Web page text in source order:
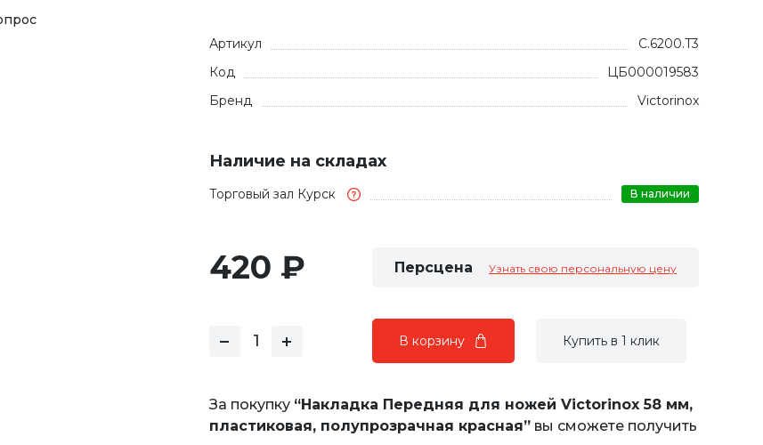
Артикул
C.6200.T3
Код
ЦБ000019583
Бренд
Victorinox
Наличие на складах
Торговый зал Курск В наличии
420 ₽ Персцена Узнать свою персональную цену
В корзину Купить в 1 клик
За покупку “Накладка Передняя для ножей Victorinox 58 мм,
пластиковая, полупрозрачная красная” вы сможете получить